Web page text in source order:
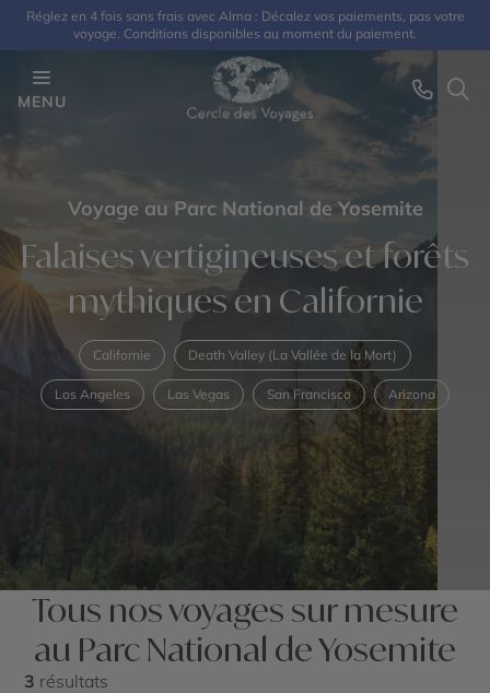
Réglez en 4 fois sans frais avec Alma : Décalez vos paiements, pas votre
voyage. Conditions disponibles au moment du paiement.
MENU
Voyage au Parc National de Yosemite
Falaises vertigineuses et forêts
mythiques en Californie
Californie Death Valley (La Vallée de la Mort)
Los Angeles Las Vegas San Francisco Arizona
Tous nos voyages sur mesure
au Parc National de Yosemite
3 résultats